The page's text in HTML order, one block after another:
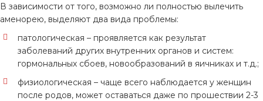
В зависимости от того, возможно ли полностью вылечить
аменорею, выделяют два вида проблемы:
патологическая – проявляется как результат
заболеваний других внутренних органов и систем:
гормональных сбоев, новообразований в яичниках и т.д.;
физиологическая – чаще всего наблюдается у женщин
после родов, может оставаться даже по прошествии 2-3